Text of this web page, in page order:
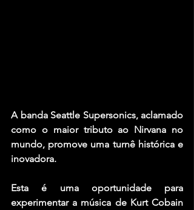
A banda Seattle Supersonics, aclamado
como o maior tributo ao Nirvana no
mundo, promove uma turnê histórica e
inovadora.
Esta é uma oportunidade para
experimentar a música de Kurt Cobain